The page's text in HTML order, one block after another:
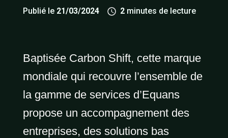
Publié le 21/03/2024 2 minutes de lecture
Baptisée Carbon Shift, cette marque
mondiale qui recouvre l’ensemble de
la gamme de services d’Equans
propose un accompagnement des
entreprises, des solutions bas